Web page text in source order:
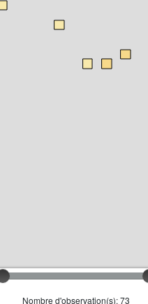
Nombre d'observation(s): 73